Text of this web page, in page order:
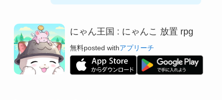
にゃん王国 : にゃんこ 放置 rpg
無料posted withアプリーチ